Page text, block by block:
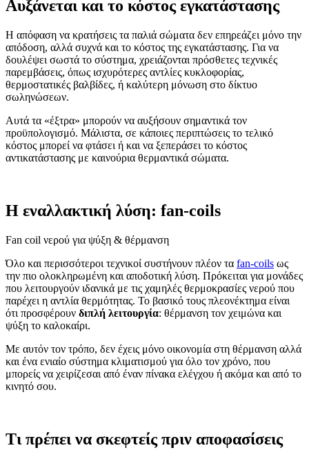
Αυξάνεται και το κόστος εγκατάστασης
Η απόφαση να κρατήσεις τα παλιά σώματα δεν επηρεάζει μόνο την
απόδοση, αλλά συχνά και το κόστος της εγκατάστασης. Για να
δουλέψει σωστά το σύστημα, χρειάζονται πρόσθετες τεχνικές
παρεμβάσεις, όπως ισχυρότερες αντλίες κυκλοφορίας,
θερμοστατικές βαλβίδες, ή καλύτερη μόνωση στο δίκτυο
σωληνώσεων.
Αυτά τα «έξτρα» μπορούν να αυξήσουν σημαντικά τον
προϋπολογισμό. Μάλιστα, σε κάποιες περιπτώσεις το τελικό
κόστος μπορεί να φτάσει ή και να ξεπεράσει το κόστος
αντικατάστασης με καινούρια θερμαντικά σώματα.
Η εναλλακτική λύση: fan-coils
Fan coil νερού για ψύξη & θέρμανση
Όλο και περισσότεροι τεχνικοί συστήνουν πλέον τα fan-coils ως
την πιο ολοκληρωμένη και αποδοτική λύση. Πρόκειται για μονάδες
που λειτουργούν ιδανικά με τις χαμηλές θερμοκρασίες νερού που
παρέχει η αντλία θερμότητας. Το βασικό τους πλεονέκτημα είναι
ότι προσφέρουν διπλή λειτουργία: θέρμανση τον χειμώνα και
ψύξη το καλοκαίρι.
Με αυτόν τον τρόπο, δεν έχεις μόνο οικονομία στη θέρμανση αλλά
και ένα ενιαίο σύστημα κλιματισμού για όλο τον χρόνο, που
μπορείς να χειρίζεσαι από έναν πίνακα ελέγχου ή ακόμα και από το
κινητό σου.
Τι πρέπει να σκεφτείς πριν αποφασίσεις